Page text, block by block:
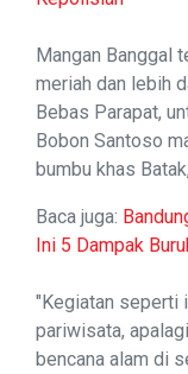
Mangan Banggal
meriah dan lebih
Bebas Parapat,
Bobon Santoso
bumbu khas
Baca juga:
Ini 5 Dampak
"Kegiatan seperti
pariwisata,
bencana alam di